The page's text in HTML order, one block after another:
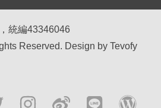
統編43346046
Reserved. Design by Tevofy